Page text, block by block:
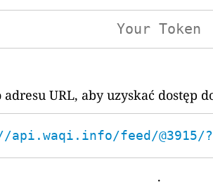
URL, aby uzyskać dostęp
feed/@3915/
.